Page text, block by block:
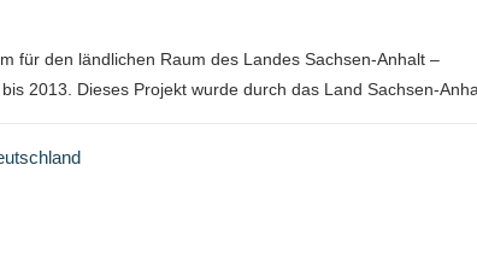
für den ländlichen Raum des Landes Sachsen-Anhalt –
2013. Dieses Projekt wurde durch das Land Sachsen-